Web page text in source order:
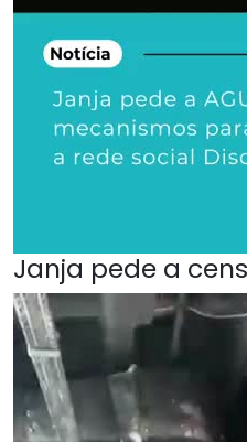
Janja pede a